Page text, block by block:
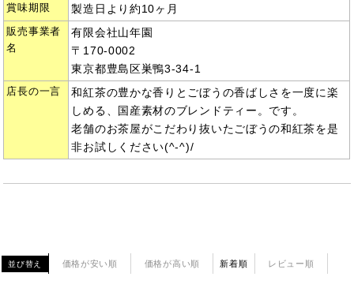
賞味期限 製造日より約10ヶ月
販売事業者
名
有限会社山年園
〒170-0002
東京都豊島区巣鴨3-34-1
店長の一言
和紅茶の豊かな香りとごぼうの香ばしさを一度に楽
しめる、国産素材のブレンドティー。です。
老舗のお茶屋がこだわり抜いたごぼうの和紅茶を是
非お試しください(^-^)/
並び替え 価格が安い順 価格が高い順 新着順 レビュー順